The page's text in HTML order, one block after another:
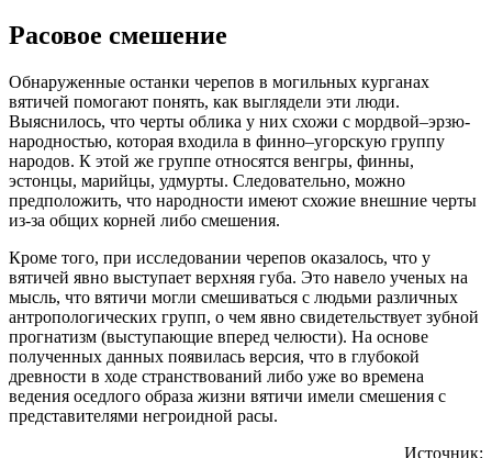
Расовое смешение
Обнаруженные останки черепов в могильных курганах
вятичей помогают понять, как выглядели эти люди.
Выяснилось, что черты облика у них схожи с мордвой–эрзю-
народностью, которая входила в финно–угорскую группу
народов. К этой же группе относятся венгры, финны,
эстонцы, марийцы, удмурты. Следовательно, можно
предположить, что народности имеют схожие внешние черты
из-за общих корней либо смешения.
Кроме того, при исследовании черепов оказалось, что у
вятичей явно выступает верхняя губа. Это навело ученых на
мысль, что вятичи могли смешиваться с людьми различных
антропологических групп, о чем явно свидетельствует зубной
прогнатизм (выступающие вперед челюсти). На основе
полученных данных появилась версия, что в глубокой
древности в ходе странствований либо уже во времена
ведения оседлого образа жизни вятичи имели смешения с
представителями негроидной расы.
Источник: